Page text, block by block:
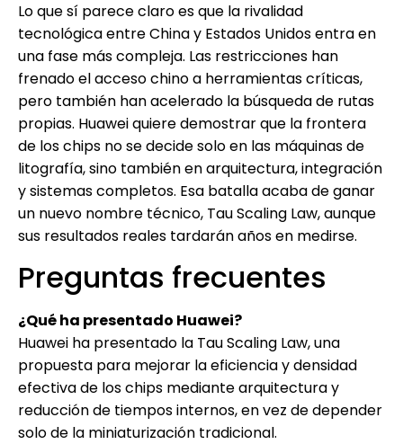
Lo que sí parece claro es que la rivalidad
tecnológica entre China y Estados Unidos entra en
una fase más compleja. Las restricciones han
frenado el acceso chino a herramientas críticas,
pero también han acelerado la búsqueda de rutas
propias. Huawei quiere demostrar que la frontera
de los chips no se decide solo en las máquinas de
litografía, sino también en arquitectura, integración
y sistemas completos. Esa batalla acaba de ganar
un nuevo nombre técnico, Tau Scaling Law, aunque
sus resultados reales tardarán años en medirse.
Preguntas frecuentes
¿Qué ha presentado Huawei?
Huawei ha presentado la Tau Scaling Law, una
propuesta para mejorar la eficiencia y densidad
efectiva de los chips mediante arquitectura y
reducción de tiempos internos, en vez de depender
solo de la miniaturización tradicional.